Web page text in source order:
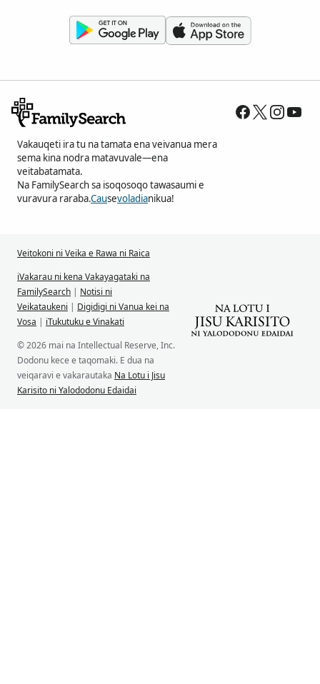
Vakauqeti ira tu na tamata ena veivanua mera
sema kina nodra matavuvale—ena
veitabatamata.
Na FamilySearch sa isoqosoqo tawasaumi e
vuravura raraba.Causevoladianikua!
Veitokoni ni Veika e Rawa ni Raica
iVakarau ni kena Vakayagataki na
FamilySearch | Notisi ni
Veikataukeni | Digidigi ni Vanua kei na
Vosa | iTukutuku e Vinakati
© 2026 mai na Intellectual Reserve, Inc.
Dodonu kece e taqomaki. E dua na
veiqaravi e vakarautaka Na Lotu i Jisu
Karisito ni Yalododonu Edaidai